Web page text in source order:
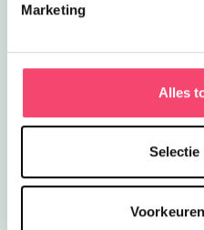
Marketing
Alles
Selectie
Ik heb zin in de zomer
zwembaden, leuke
verkoelende speeltuinen,
Laat die zomer maar